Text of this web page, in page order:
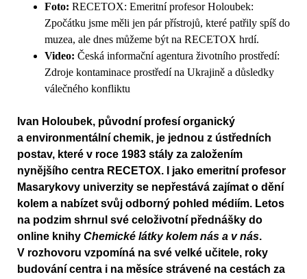
Foto: RECETOX: Emeritní profesor Holoubek:
Zpočátku jsme měli jen pár přístrojů, které patřily spíš do
muzea, ale dnes můžeme být na RECETOX hrdí.
Video: Česká informační agentura životního prostředí:
Zdroje kontaminace prostředí na Ukrajině a důsledky
válečného konfliktu
Ivan Holoubek, původní profesí organický
a environmentální chemik, je jednou z ústředních
postav, které v roce 1983 stály za založením
nynějšího centra RECETOX. I jako emeritní profesor
Masarykovy univerzity se nepřestává zajímat o dění
kolem a nabízet svůj odborný pohled médiím. Letos
na podzim shrnul své celoživotní přednášky do
online knihy Chemické látky kolem nás a v nás.
V rozhovoru vzpomíná na své velké učitele, roky
budování centra i na měsíce strávené na cestách za